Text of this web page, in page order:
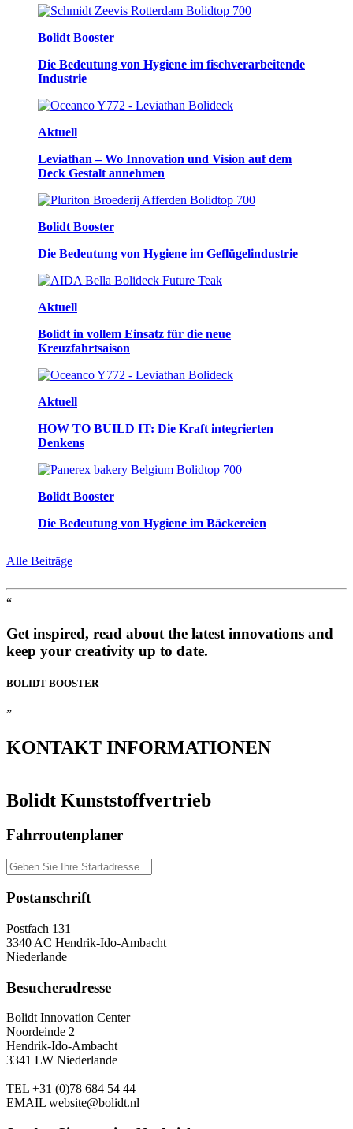
Bolidt Booster
Die Bedeutung von Hygiene im fischverarbeitende
Industrie
Aktuell
Leviathan – Wo Innovation und Vision auf dem
Deck Gestalt annehmen
Bolidt Booster
Die Bedeutung von Hygiene im Geflügelindustrie
Aktuell
Bolidt in vollem Einsatz für die neue
Kreuzfahrtsaison
Aktuell
HOW TO BUILD IT: Die Kraft integrierten
Denkens
Bolidt Booster
Die Bedeutung von Hygiene im Bäckereien
Alle Beiträge
“
Get inspired, read about the latest innovations and
keep your creativity up to date.
BOLIDT BOOSTER
”
KONTAKT INFORMATIONEN
Bolidt Kunststoffvertrieb
Fahrroutenplaner
Postanschrift
Postfach 131
3340 AC Hendrik-Ido-Ambacht
Niederlande
Besucheradresse
Bolidt Innovation Center
Noordeinde 2
Hendrik-Ido-Ambacht
3341 LW Niederlande
TEL +31 (0)78 684 54 44
EMAIL website@bolidt.nl